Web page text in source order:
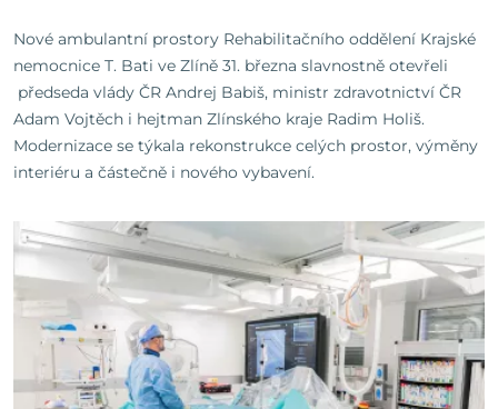
Nové ambulantní prostory Rehabilitačního oddělení Krajské
nemocnice T. Bati ve Zlíně 31. března slavnostně otevřeli
předseda vlády ČR Andrej Babiš, ministr zdravotnictví ČR
Adam Vojtěch i hejtman Zlínského kraje Radim Holiš.
Modernizace se týkala rekonstrukce celých prostor, výměny
interiéru a částečně i nového vybavení.